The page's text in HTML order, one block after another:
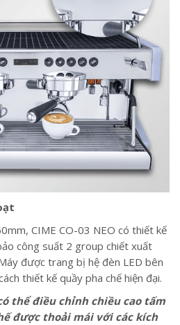
CIME CO-03 NEO có thiết kế
công suất 2 group chiết xuất
được trang bị hệ đèn LED bên
thiết kế quầy pha chế hiện đại.
thể điều chỉnh chiều cao tấm
được thoải mái với các kích